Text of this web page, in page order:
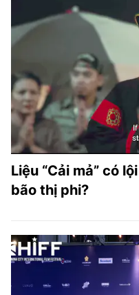
Liệu “Cải mả” có
bão thị phi?